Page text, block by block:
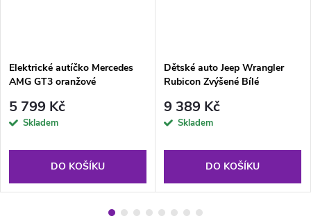
Elektrické autíčko Mercedes
AMG GT3 oranžové
5 799 Kč
Skladem
DO KOŠÍKU
Dětské auto Jeep Wrangler
Rubicon Zvýšené Bílé
9 389 Kč
Skladem
DO KOŠÍKU